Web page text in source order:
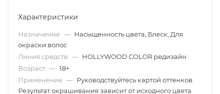
Характеристики
Назначение — Насыщенность цвета, Блеск, Для
окраски волос
Линия средств — HOLLYWOOD COLOR редизайн
Возраст — 18+
Применение — Руководствуйтесь картой оттенков.
Результат окрашивания зависит от исходного цвета